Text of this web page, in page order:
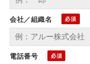
会社／組織名
電話番号